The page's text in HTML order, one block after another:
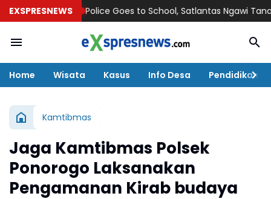
EXSPRESNEWSPolice Goes to School, Satlantas Ngawi Tanamkan
Home Wisata Kasus Info Desa Pendidikan
Kamtibmas
Jaga Kamtibmas Polsek
Ponorogo Laksanakan
Pengamanan Kirab budaya